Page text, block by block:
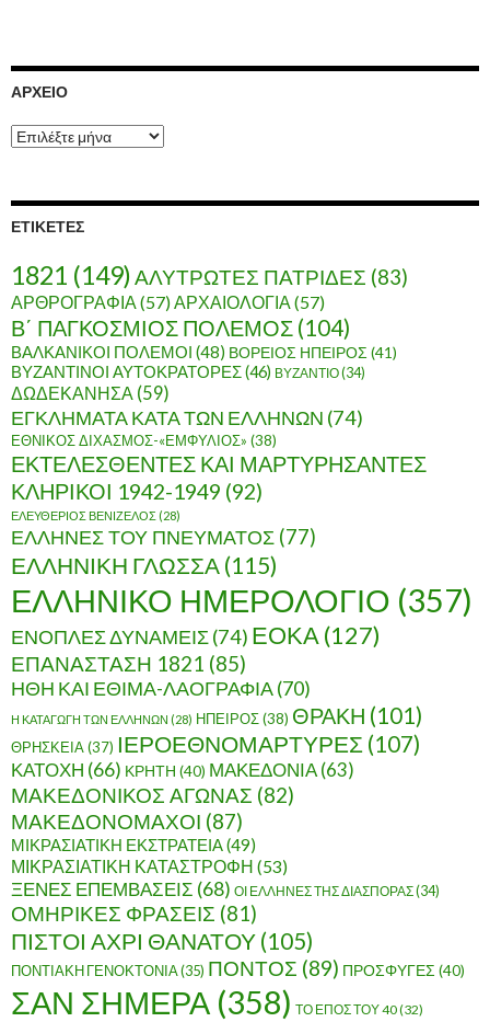
ΑΡΧΕΊΟ
Α
ρ
ο
ΕΤΙΚΈΤΕΣ
1821 (149) ΑΛΥΤΡΩΤΕΣ ΠΑΤΡΙΔΕΣ (83)
ΑΡΘΡΟΓΡΑΦΙΑ (57) ΑΡΧΑΙΟΛΟΓΙΑ (57)
Β΄ ΠΑΓΚΟΣΜΙΟΣ ΠΟΛΕΜΟΣ (104)
ΒΑΛΚΑΝΙΚΟΙ ΠΟΛΕΜΟΙ (48) ΒΟΡΕΙΟΣ ΗΠΕΙΡΟΣ (41)
ΒΥΖΑΝΤΙΝΟΙ ΑΥΤΟΚΡΑΤΟΡΕΣ(46) ΒΥΖΑΝΤΙΟ(34)
ΔΩΔΕΚΑΝΗΣΑ (59)
ΕΓΚΛΗΜΑΤΑ ΚΑΤΑ ΤΩΝ ΕΛΛΗΝΩΝ (74)
ΕΘΝΙΚΟΣ ΔΙΧΑΣΜΟΣ-«ΕΜΦΥΛΙΟΣ» (38)
ΕΚΤΕΛΕΣΘΕΝΤΕΣ ΚΑΙ ΜΑΡΤΥΡΗΣΑΝΤΕΣ
ΚΛΗΡΙΚΟΙ 1942-1949 (92)
ΕΛΕΥΘΕΡΙΟΣ ΒΕΝΙΖΕΛΟΣ (28)
ΕΛΛΗΝΕΣ ΤΟΥ ΠΝΕΥΜΑΤΟΣ (77)
ΕΛΛΗΝΙΚΗ ΓΛΩΣΣΑ (115)
ΕΛΛΗΝΙΚΟ ΗΜΕΡΟΛΟΓΙΟ (357)
ΕΝΟΠΛΕΣ ΔΥΝΑΜΕΙΣ(74) ΕΟΚΑ (127)
ΕΠΑΝΑΣΤΑΣΗ 1821 (85)
ΗΘΗ ΚΑΙ ΕΘΙΜΑ-ΛΑΟΓΡΑΦΙΑ(70)
Η ΚΑΤΑΓΩΓΗ ΤΩΝ ΕΛΛΗΝΩΝ (28) ΗΠΕΙΡΟΣ(38) ΘΡΑΚΗ (101)
ΘΡΗΣΚΕΙΑ(37) ΙΕΡΟΕΘΝΟΜΑΡΤΥΡΕΣ (107)
ΚΑΤΟΧΗ (66) ΚΡΗΤΗ (40) ΜΑΚΕΔΟΝΙΑ(63)
ΜΑΚΕΔΟΝΙΚΟΣ ΑΓΩΝΑΣ (82)
ΜΑΚΕΔΟΝΟΜΑΧΟΙ (87)
ΜΙΚΡΑΣΙΑΤΙΚΗ ΕΚΣΤΡΑΤΕΙΑ (49)
ΜΙΚΡΑΣΙΑΤΙΚΗ ΚΑΤΑΣΤΡΟΦΗ (53)
ΞΕΝΕΣ ΕΠΕΜΒΑΣΕΙΣ (68) ΟΙ ΕΛΛΗΝΕΣ ΤΗΣ ΔΙΑΣΠΟΡΑΣ(34)
ΟΜΗΡΙΚΕΣ ΦΡΑΣΕΙΣ (81)
ΠΙΣΤΟΙ ΑΧΡΙ ΘΑΝΑΤΟΥ (105)
ΠΟΝΤΙΑΚΗ ΓΕΝΟΚΤΟΝΙΑ(35) ΠΟΝΤΟΣ (89) ΠΡΟΣΦΥΓΕΣ (40)
ΣΑΝ ΣΗΜΕΡΑ (358) ΤΟ ΕΠΟΣ ΤΟΥ 40(32)